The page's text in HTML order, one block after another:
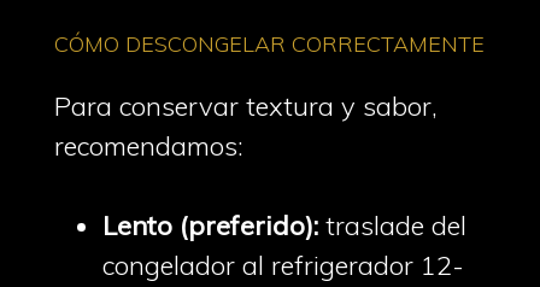
CÓMO DESCONGELAR CORRECTAMENTE
Para conservar textura y sabor,
recomendamos:
Lento (preferido): traslade del
congelador al refrigerador 12-